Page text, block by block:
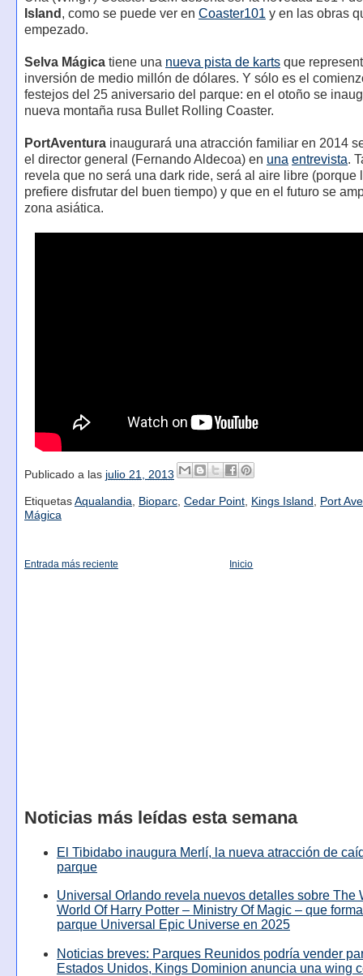
Island , como se puede ver en Coaster101 y en las obras
empezado.
Selva Mágicatiene una nueva pista de kartsque
inversión de medio millón de dólares. Y sólo es el
festejos del 25 aniversario del parque: en el otoño se
nueva montaña rusa Bullet Rolling Coaster.
PortAventurainaugurará una atracción familiar en 2014
el director general (Fernando Aldecoa) en una entrevista.
revela que no será una dark ride, será al aire libre (porque
prefiere disfrutar del buen tiempo) y que en el futuro se
zona asiática.
Publicado a las julio 21, 2013
Etiquetas Aqualandia Bioparc, Cedar Point, Kings Island
Port
Mágica
Entrada más reciente Inicio
Noticias más leídas esta semana
El Tibidabo inaugura Merlí, la nueva atracción de
parque
Universal Orlando revela nuevos detalles sobre The
World Of Harry Potter – Ministry Of Magic – que
parque Universal Epic Universe en 2025
Noticias breves: Parques Reunidos podría vender
Estados Unidos, Kings Dominion anuncia una wing